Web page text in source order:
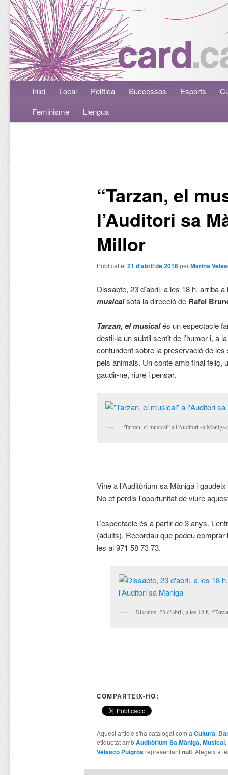
Menú principalAneu al contingut principal
Aneu al contingut secundari
Inici Local Política Successos Esports
Feminisme
Llengua
“Tarzan, el
l’Auditori sa
Millor
Publicat el 21 d'abril de 2016perMarina
Dissabte, 23 d’abril, a les 18 h, arriba
musicalsota la direcció de Rafel
Tarzan, el musicalés un espectacle
destil·la un subtil sentit de l’humor i, a
contundent sobre la preservació de les
pels animals. Un conte amb final feliç,
gaudir-ne, riure i pensar.
“Tarzan, el musical” a l’Auditori sa
Vine a l’Auditòrium sa Màniga i
No et perdis l’oportunitat de viure
L’espectacle és a partir de 3 anys.
(adults). Recordau que podeu
les al 971 58 73 73.
Dissabte, 23 d’abril, a les 18 h,
COMPARTEIX-HO:
Aquest article s'ha catalogat com aCultura,
etiquetat ambAuditòrium Sa Màniga,Musical,
Velasco Puigròsrepresentantnull. Afegeix a